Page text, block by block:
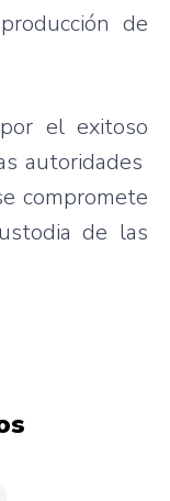
de
el exitoso
autoridades
compromete
de las